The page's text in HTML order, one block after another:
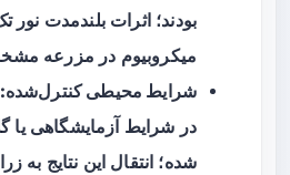
بودند؛ اثرات بلندمدت نور
میکروبیوم در مزرعه
شرایط محیطی کنترل‌شده:
در شرایط آزمایشگاهی یا
شده؛ انتقال این نتایج به